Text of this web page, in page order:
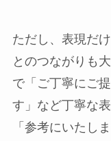
ただし、表現だ
とのつながりも
で「ご丁寧にご
す」など丁寧な
「参考にいたし